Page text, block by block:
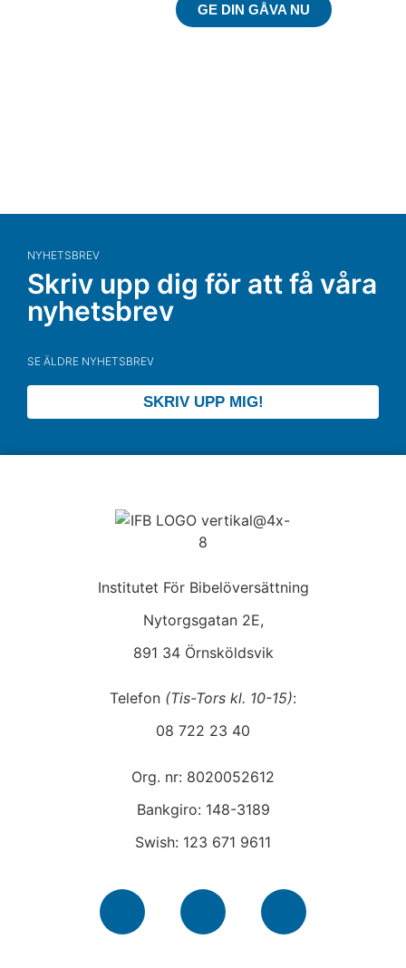
GE DIN GÅVA NU
NYHETSBREV
Skriv upp dig för att få våra
nyhetsbrev
SE ÄLDRE NYHETSBREV
SKRIV UPP MIG!
Institutet För Bibelöversättning
Nytorgsgatan 2E,
891 34 Örnsköldsvik
Telefon (Tis-Tors kl. 10-15):
08 722 23 40
Org. nr: 8020052612
Bankgiro: 148-3189
Swish: 123 671 9611